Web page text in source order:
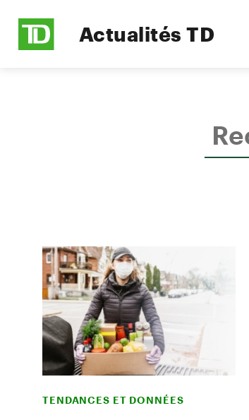
Actualités TD
TENDANCES ET DONNÉES